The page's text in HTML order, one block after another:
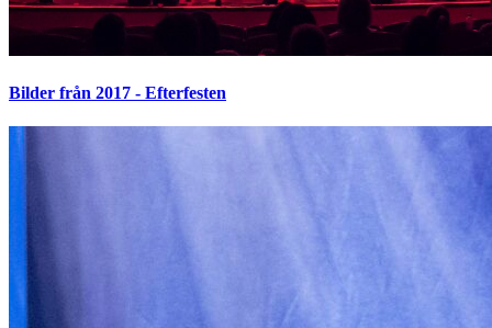
Bilder från 2017 - Efterfesten